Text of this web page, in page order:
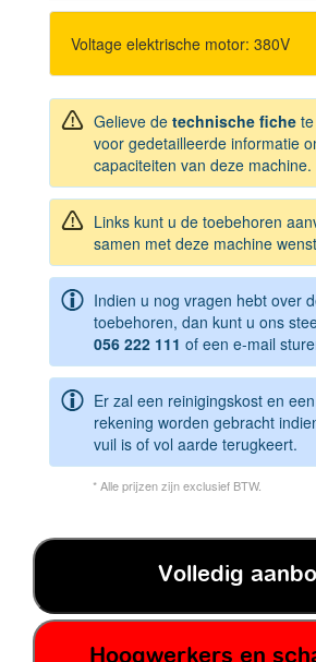
Voltage elektrische motor: 380V
Gelieve de technische fiche
voor gedetailleerde informatie
capaciteiten van deze machine.
Links kunt u de toebehoren
samen met deze machine
Indien u nog vragen hebt over
toebehoren, dan kunt u ons
056 222 111 of een e-mail
Er zal een reinigingskost en
rekening worden gebracht
vuil is of vol aarde terugkeert.
* Alle prijzen zijn exclusief BTW.
Volledig
Hoogwerkers en